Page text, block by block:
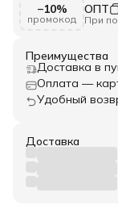
−10%
промокод
ОПТ
При
Преимущества
Доставка в
Оплата —
Удобный
Доставка